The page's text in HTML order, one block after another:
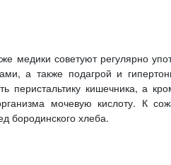
медики советуют регулярно
а также подагрой и
перистальтику кишечника, а
мочевую кислоту. К
бородинского хлеба.